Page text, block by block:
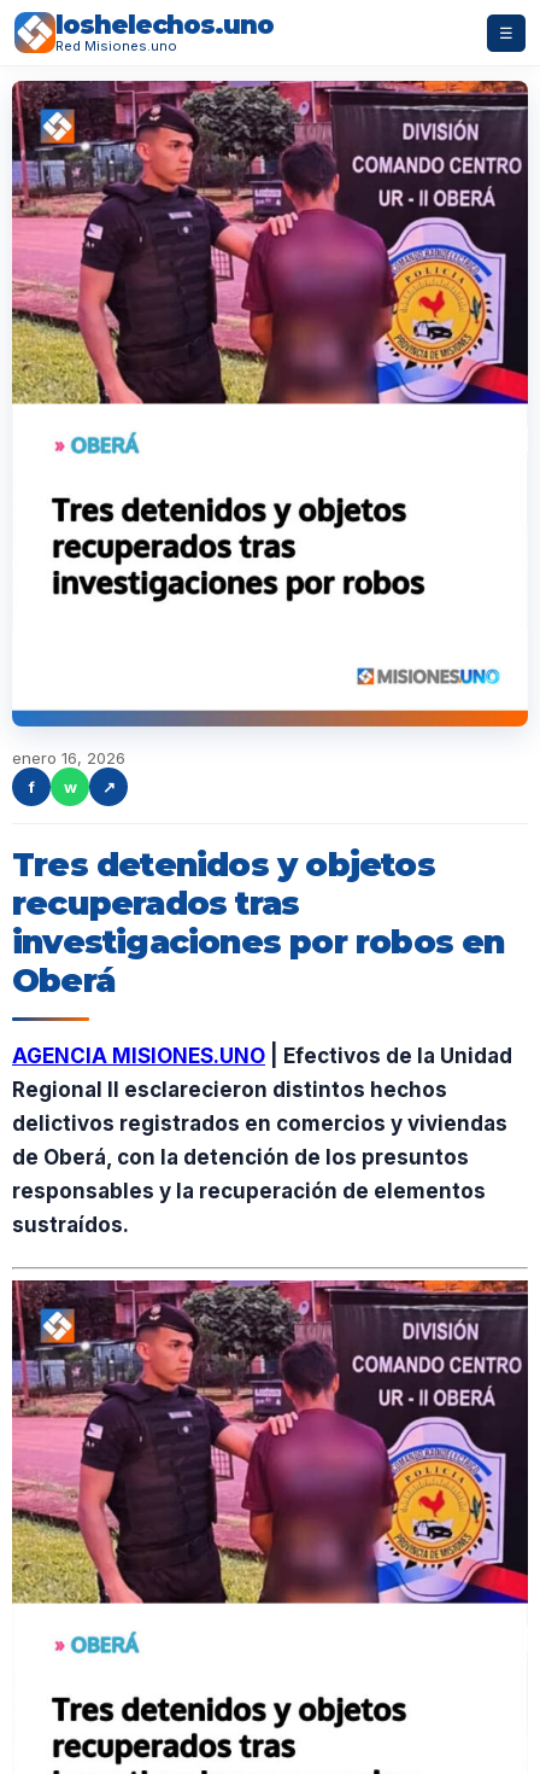
loshelechos.uno
Red Misiones.uno
☰
enero 16, 2026
f
w ↗
Tres detenidos y objetos
recuperados tras
investigaciones por robos en
Oberá
AGENCIA MISIONES.UNO | Efectivos de la Unidad
Regional II esclarecieron distintos hechos
delictivos registrados en comercios y viviendas
de Oberá, con la detención de los presuntos
responsables y la recuperación de elementos
sustraídos.